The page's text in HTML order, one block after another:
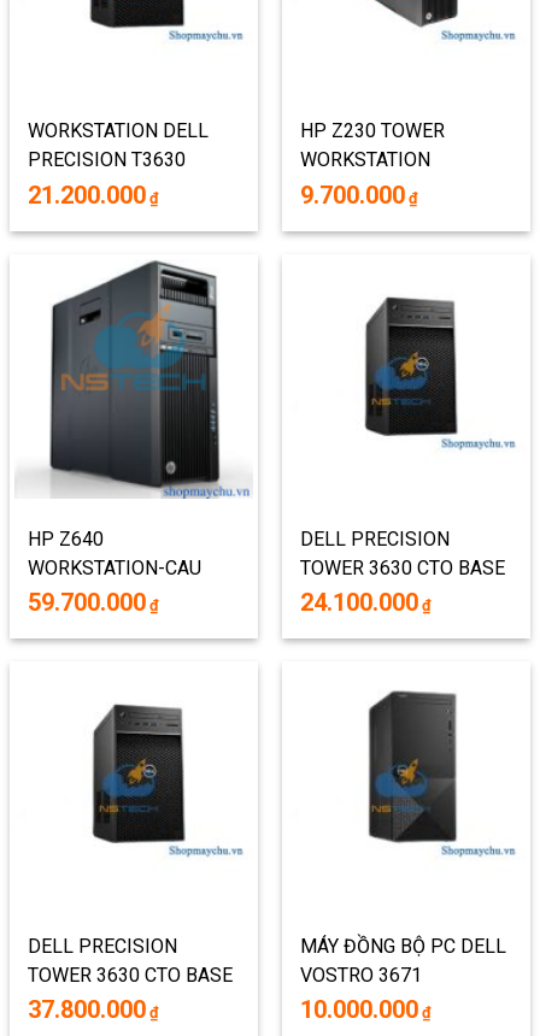
WORKSTATION DELL
PRECISION T3630
70172469
21.200.000 ₫
HP Z230 TOWER
WORKSTATION
9.700.000 ₫
HP Z640
WORKSTATION-CAU
HINH 3
59.700.000 ₫
DELL PRECISION
TOWER 3630 CTO BASE
42PT3630D06 (MINI
24.100.000 ₫
DELL PRECISION
TOWER 3630 CTO BASE
42PT3630D04 (MINI
37.800.000 ₫
MÁY ĐỒNG BỘ PC DELL
VOSTRO 3671
42VT370049
10.000.000 ₫